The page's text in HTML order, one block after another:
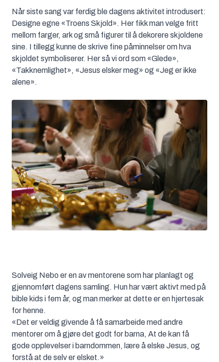
Når siste sang var ferdig ble dagens aktivitet introdusert:
Designe egne «Troens Skjold». Her fikk man velge fritt
mellom farger, ark og små figurer til å dekorere skjoldene
sine. I tillegg kunne de skrive fine påminnelser om hva
skjoldet symboliserer. Her så vi ord som «Glede»,
«Takknemlighet», «Jesus elsker meg» og «Jeg er ikke
alene».
Solveig Nebo er en av mentorene som har planlagt og
gjennomført dagens samling. Hun har vært aktivt med på
bible kids i fem år, og man merker at dette er en hjertesak
for henne.
«Det er veldig givende å få samarbeide med andre
mentorer om å gjøre det godt for barna, At de kan få
gode opplevelser i barndommen, lære å elske Jesus, og
forstå at de selv er elsket.»